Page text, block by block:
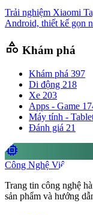
Trải nghiệm Xiaomi
Android, thiết kế gọn
category Khám phá
Khám phá 397
Di động 218
Xe 203
Apps - Game
Máy tính -
Đánh giá 21
memory
Công Nghệ Việt
Trang tin công nghệ
sản phẩm và hướng